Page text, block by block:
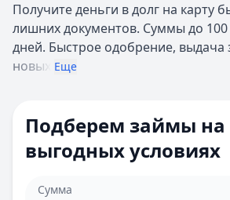
Получите деньги в долг на карту
лишних документов. Суммы до 100
дней. Быстрое одобрение, выдача
новых Еще
Подберем займы на
выгодных условиях
Сумма